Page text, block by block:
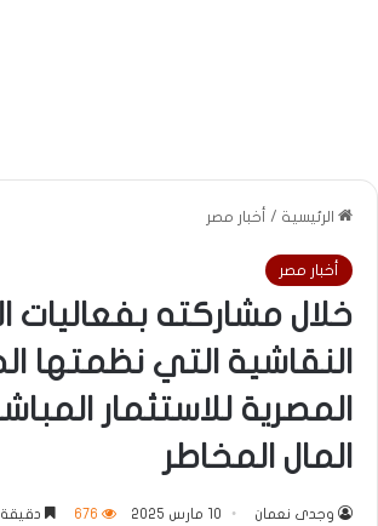
الرئيسية / أخبار مصر
أخبار مصر
خلال مشاركته بفعاليات
النقاشية التي نظمتها
المصرية للاستثمار
المال المخاطر
وجدى نعمان 10 مارس 2025 676